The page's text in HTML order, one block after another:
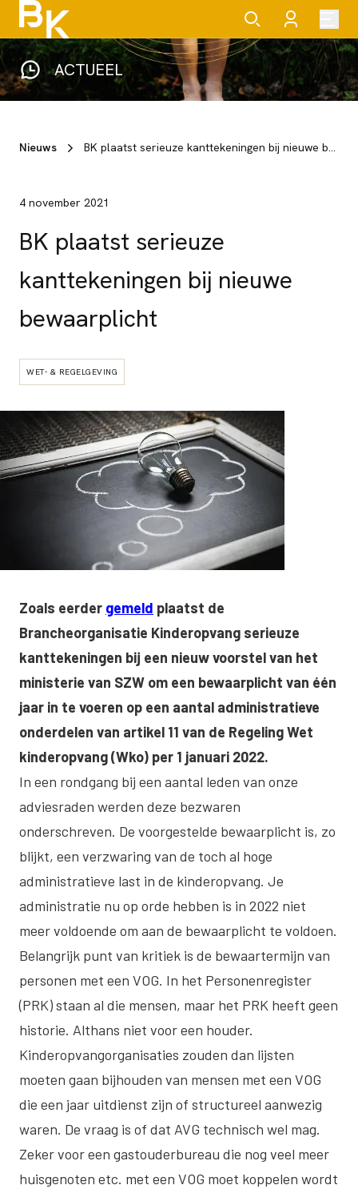
ACTUEEL
Nieuws BK plaatst serieuze kanttekeningen bij nieuwe bewaarplicht
4 november 2021
BK plaatst serieuze
kanttekeningen bij nieuwe
bewaarplicht
WET- & REGELGEVING
Zoals eerder gemeld plaatst de
Brancheorganisatie Kinderopvang serieuze
kanttekeningen bij een nieuw voorstel van het
ministerie van SZW om een bewaarplicht van één
jaar in te voeren op een aantal administratieve
onderdelen van artikel 11 van de Regeling Wet
kinderopvang (Wko) per 1 januari 2022.
In een rondgang bij een aantal leden van onze
adviesraden werden deze bezwaren
onderschreven. De voorgestelde bewaarplicht is, zo
blijkt, een verzwaring van de toch al hoge
administratieve last in de kinderopvang. Je
administratie nu op orde hebben is in 2022 niet
meer voldoende om aan de bewaarplicht te voldoen.
Belangrijk punt van kritiek is de bewaartermijn van
personen met een VOG. In het Personenregister
(PRK) staan al die mensen, maar het PRK heeft geen
historie. Althans niet voor een houder.
Kinderopvangorganisaties zouden dan lijsten
moeten gaan bijhouden van mensen met een VOG
die een jaar uitdienst zijn of structureel aanwezig
waren. De vraag is of dat AVG technisch wel mag.
Zeker voor een gastouderbureau die nog veel meer
huisgenoten etc. met een VOG moet koppelen wordt